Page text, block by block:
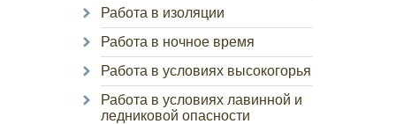
Работа в изоляции
Работа в ночное время
Работа в условиях высокогорья
Работа в условиях лавинной и
ледниковой опасности